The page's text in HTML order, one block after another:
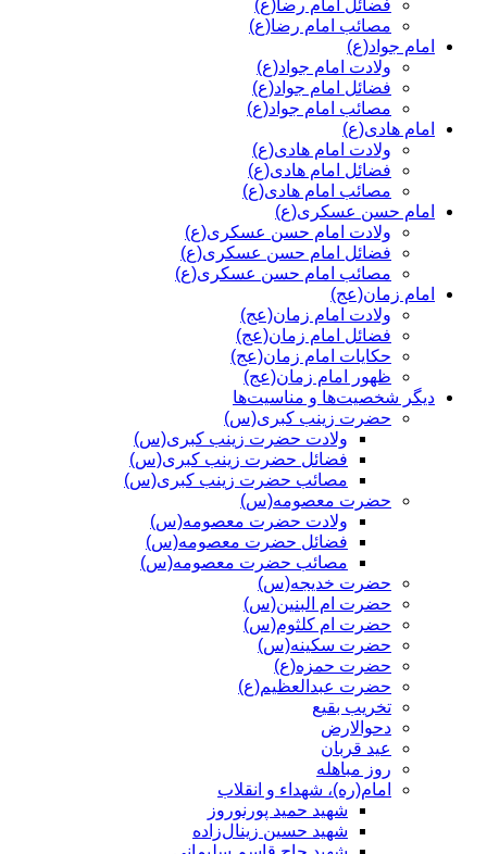
فضائل امام رضا(ع)
مصائب امام رضا(ع)
امام جواد(ع)
ولادت امام جواد(ع)
فضائل امام جواد(ع)
مصائب امام جواد(ع)
امام هادی(ع)
ولادت امام هادی(ع)
فضائل امام هادی(ع)
مصائب امام هادی(ع)
امام حسن عسکری(ع)
ولادت امام حسن عسکری(ع)
فضائل امام حسن عسکری(ع)
مصائب امام حسن عسکری(ع)
امام زمان(عج)
ولادت امام زمان(عج)
فضائل امام زمان(عج)
حکایات امام زمان(عج)
ظهور امام زمان(عج)
دیگر شخصیت‌ها و مناسیت‌ها
حضرت زینب کبری(س)
ولادت حضرت زینب کبری(س)
فضائل حضرت زینب کبری(س)
مصائب حضرت زینب کبری(س)
حضرت معصومه(س)
ولادت حضرت معصومه(س)
فضائل حضرت معصومه(س)
مصائب حضرت معصومه(س)
حضرت خدیجه(س)
حضرت ام البنین(س)
حضرت ام کلثوم(س)
حضرت سکینه(س)
حضرت حمزه(ع)
حضرت عبدالعظیم(ع)
تخریب بقیع
دحوالارض
عید قربان
روز مباهله
امام(ره)، شهداء و انقلاب
شهید حمید پورنوروز
شهید حسین زینال‌زاده